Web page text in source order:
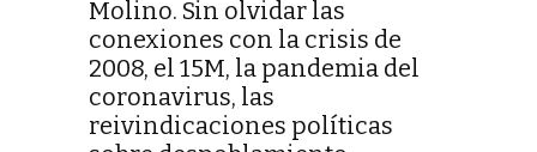
Molino. Sin olvidar las
conexiones con la crisis de
2008, el 15M, la pandemia del
coronavirus, las
reivindicaciones políticas